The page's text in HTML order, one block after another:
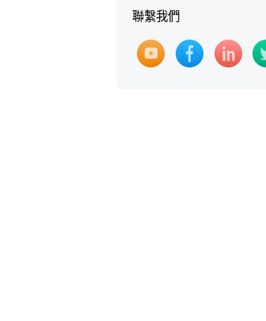
聯繫我們